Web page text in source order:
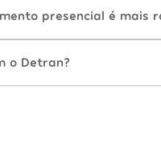
presencial é mais
o Detran?